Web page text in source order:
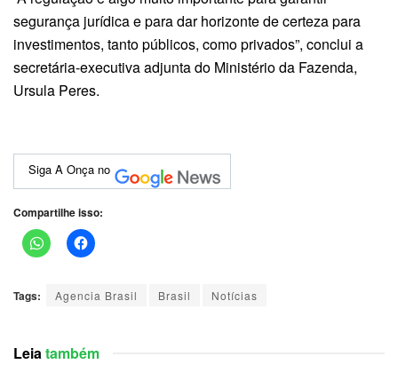
segurança jurídica e para dar horizonte de certeza para
investimentos, tanto públicos, como privados”, conclui a
secretária-executiva adjunta do Ministério da Fazenda,
Ursula Peres.
Siga A Onça no
Compartilhe isso:
Tags: Agencia Brasil Brasil Notícias
Leiatambém